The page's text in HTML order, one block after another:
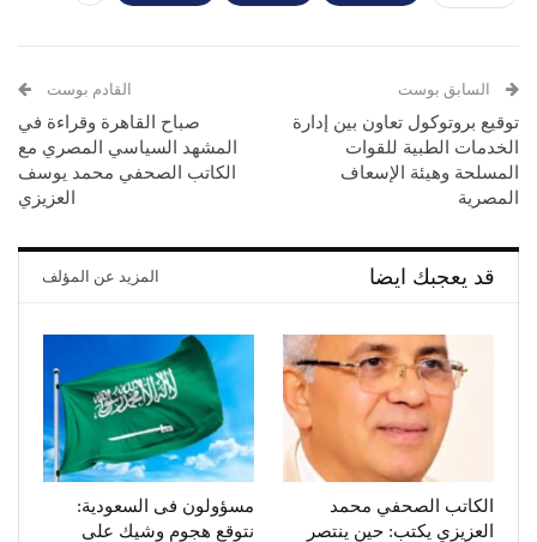
السابق بوست
توقيع بروتوكول تعاون بين إدارة
الخدمات الطبية للقوات
المسلحة وهيئة الإسعاف
المصرية
القادم بوست
صباح القاهرة وقراءة في
المشهد السياسي المصري مع
الكاتب الصحفي محمد يوسف
العزيزي
قد يعجبك ايضا المزيد عن المؤلف
الكاتب الصحفي محمد
العزيزي يكتب: حين ينتصر
مسؤولون فى السعودية:
نتوقع هجوم وشيك على